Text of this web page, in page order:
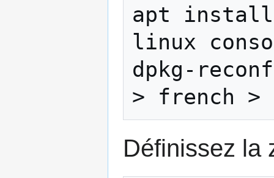
apt install
linux
dpkg-
Définissez la